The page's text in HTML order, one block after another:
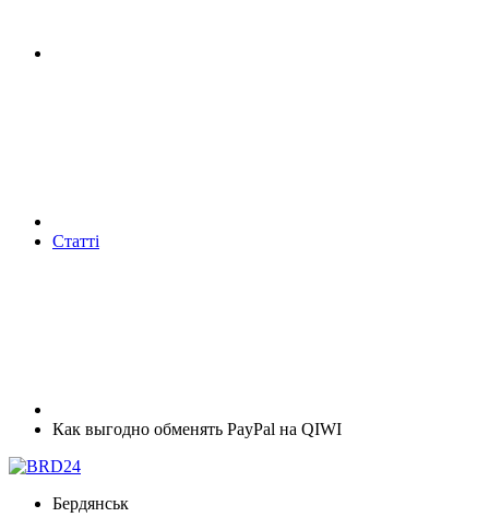
Статті
Как выгодно обменять PayPal на QIWI
Бердянськ